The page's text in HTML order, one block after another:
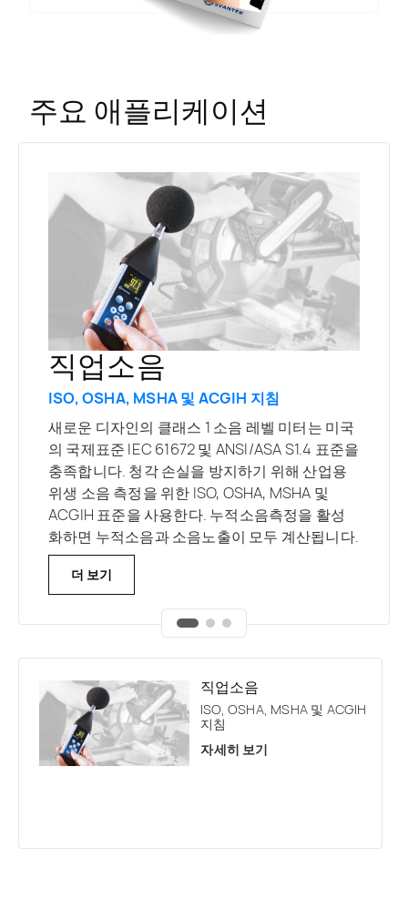
주요 애플리케이션
직업소음
ISO, OSHA, MSHA 및 ACGIH 지침
새로운 디자인의 클래스 1 소음 레벨 미터는 미국
의 국제표준 IEC 61672 및 ANSI/ASA S1.4 표준을
충족합니다. 청각 손실을 방지하기 위해 산업용
위생 소음 측정을 위한 ISO, OSHA, MSHA 및
ACGIH 표준을 사용한다. 누적소음측정을 활성
화하면 누적소음과 소음노출이 모두 계산됩니다.
더 보기
방음
ISO 16283에 따른 방음측정.
새로운 하드웨어 추가와 함께 SV 971A에는 모바
일 애플리케이션에서 지원되는 RT 60 잔향시간
측정 및 STIPA 음성 명료도 측정을 지원하는 새로
운 내부프로그램이 있습니다.
더 보기
STIPA 음성 레벨 미터
공용주소시스템을 위한 음성전송색인.
STIPA 측정 및 계산을 구성할 때 미터는 전용 모
바일 애플리케이션에서 지원됩니다. STIPA 신호
는 연구중인 공공정보시스템에서 사용할 수 있는
확성기에 의해 재생되며, 경우에 따라 전용확성
기가 사용된다.
직업소음
ISO, OSHA, MSHA 및 ACGIH
지침
자세히 보기